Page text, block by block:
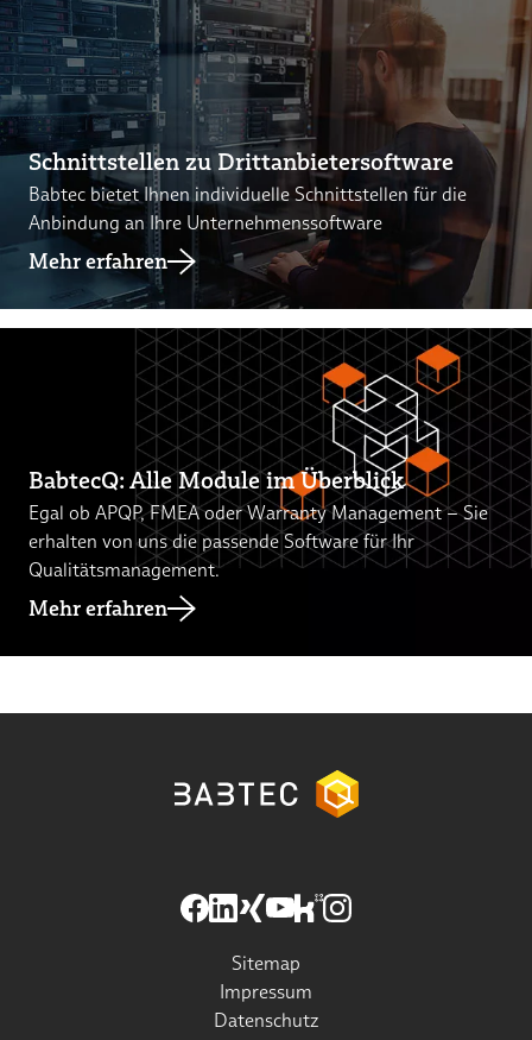
Schnittstellen zu Drittanbietersoftware
Babtec bietet Ihnen individuelle Schnittstellen für die
Anbindung an Ihre Unternehmenssoftware
Mehr erfahren
Mehr erfahren
BabtecQ: Alle Module im Überblick
Egal ob APQP, FMEA oder Warranty Management – Sie
erhalten von uns die passende Software für Ihr
Qualitätsmanagement.
Mehr erfahren
Sitemap
Impressum
Datenschutz